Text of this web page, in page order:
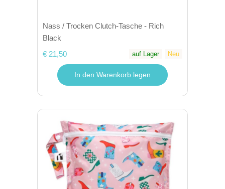
Nass / Trocken Clutch-Tasche - Rich
Black
€ 21,50
auf Lager Neu
In den Warenkorb legen